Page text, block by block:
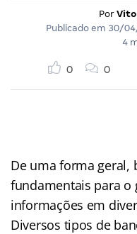
Por
Publicado em 30/
4
0 0
De uma forma geral,
fundamentais para o
informações em
Diversos tipos de